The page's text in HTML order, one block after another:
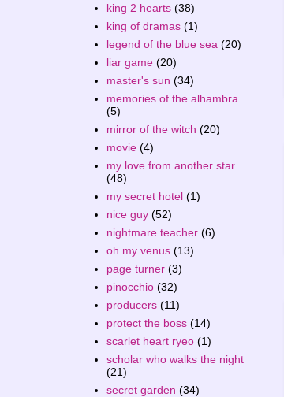
king 2 hearts (38)
king of dramas (1)
legend of the blue sea (20)
liar game (20)
master's sun (34)
memories of the alhambra
(5)
mirror of the witch (20)
movie (4)
my love from another star
(48)
my secret hotel (1)
nice guy (52)
nightmare teacher (6)
oh my venus (13)
page turner (3)
pinocchio (32)
producers (11)
protect the boss (14)
scarlet heart ryeo (1)
scholar who walks the night
(21)
secret garden (34)